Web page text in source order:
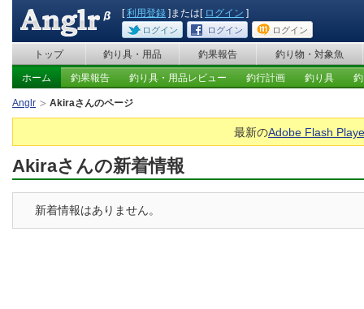
[利用登録 ]または[ ログイン ]
ログイン ログイン ログイン
トップ 釣り具・用品 釣果報告 釣り物・対象魚
ホーム 釣果報告 釣り具・用品レビュー 釣行計画 釣り具
Anglr Akiraさんのページ
最新のAdobe Flash
Akiraさんの新着情報
新着情報はありません。